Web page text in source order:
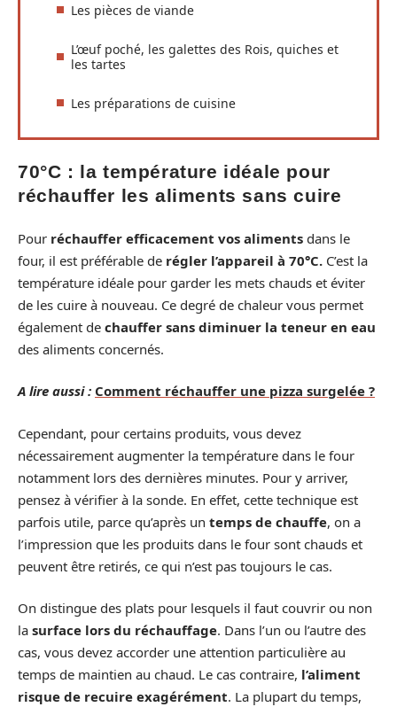
Les pièces de viande
L’œuf poché, les galettes des Rois, quiches et
les tartes
Les préparations de cuisine
70°C : la température idéale pour
réchauffer les aliments sans cuire
Pour réchauffer efficacement vos aliments dans le
four, il est préférable de régler l’appareil à 70°C. C’est la
température idéale pour garder les mets chauds et éviter
de les cuire à nouveau. Ce degré de chaleur vous permet
également de chauffer sans diminuer la teneur en eau
des aliments concernés.
A lire aussi : Comment réchauffer une pizza surgelée ?
Cependant, pour certains produits, vous devez
nécessairement augmenter la température dans le four
notamment lors des dernières minutes. Pour y arriver,
pensez à vérifier à la sonde. En effet, cette technique est
parfois utile, parce qu’après un temps de chauffe, on a
l’impression que les produits dans le four sont chauds et
peuvent être retirés, ce qui n’est pas toujours le cas.
On distingue des plats pour lesquels il faut couvrir ou non
la surface lors du réchauffage. Dans l’un ou l’autre des
cas, vous devez accorder une attention particulière au
temps de maintien au chaud. Le cas contraire, l’aliment
risque de recuire exagérément. La plupart du temps,